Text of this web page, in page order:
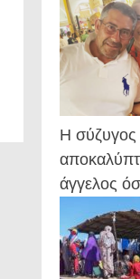
Η
άγγελος